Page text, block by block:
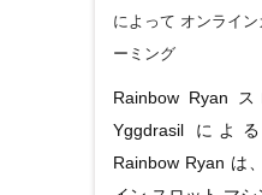
によって オンライン
ーミング
Rainbow Ryan
Yggdrasil によ
Rainbow Ryan は